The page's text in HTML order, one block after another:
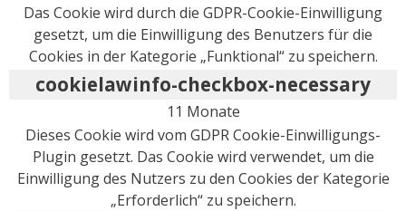
Das Cookie wird durch die GDPR-Cookie-Einwilligung
gesetzt, um die Einwilligung des Benutzers für die
Cookies in der Kategorie „Funktional“ zu speichern.
cookielawinfo-checkbox-necessary
11 Monate
Dieses Cookie wird vom GDPR Cookie-Einwilligungs-
Plugin gesetzt. Das Cookie wird verwendet, um die
Einwilligung des Nutzers zu den Cookies der Kategorie
„Erforderlich“ zu speichern.